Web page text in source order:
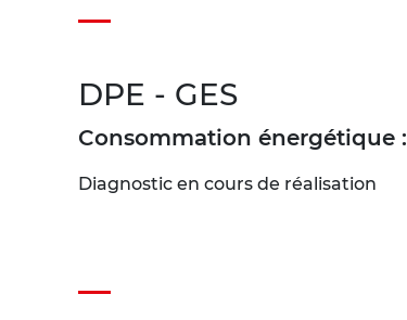
DPE - GES
Consommation énergétique :
Diagnostic en cours de réalisation